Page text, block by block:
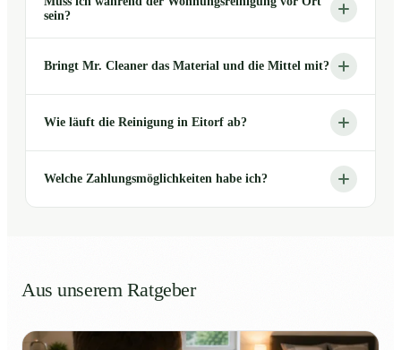
sein?
Bringt Mr. Cleaner das Material und die Mittel mit?
Wie läuft die Reinigung in Eitorf ab?
Welche Zahlungsmöglichkeiten habe ich?
Aus unserem Ratgeber